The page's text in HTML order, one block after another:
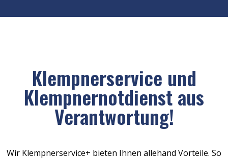
Klempnerservice und
Klempnernotdienst aus
Verantwortung!
Wir Klempnerservice+ bieten Ihnen allehand Vorteile. So